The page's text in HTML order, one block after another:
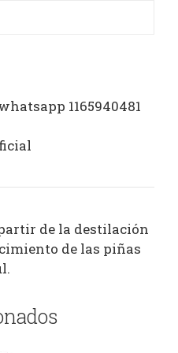
1165940481
de la destilación
de las piñas